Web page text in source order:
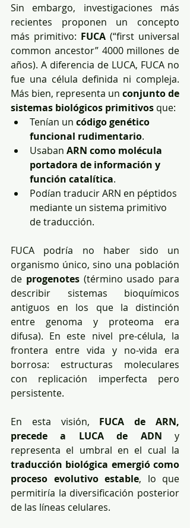
Sin embargo, investigaciones más
recientes proponen un concepto
más primitivo: FUCA (“first universal
common ancestor” 4000 millones de
años). A diferencia de LUCA, FUCA no
fue una célula definida ni compleja.
Más bien, representa un conjunto de
sistemas biológicos primitivos que:
Tenían un código genético
funcional rudimentario.
Usaban ARN como molécula
portadora de información y
función catalítica.
Podían traducir ARN en péptidos
mediante un sistema primitivo
de traducción.
FUCA podría no haber sido un
organismo único, sino una población
de progenotes (término usado para
describir sistemas bioquímicos
antiguos en los que la distinción
entre genoma y proteoma era
difusa). En este nivel pre-célula, la
frontera entre vida y no-vida era
borrosa: estructuras moleculares
con replicación imperfecta pero
persistente.
En esta visión, FUCA de ARN,
precede a LUCA de ADN y
traducción biológica emergió como
proceso evolutivo estable, lo que
permitiría la diversificación posterior
de las líneas celulares.